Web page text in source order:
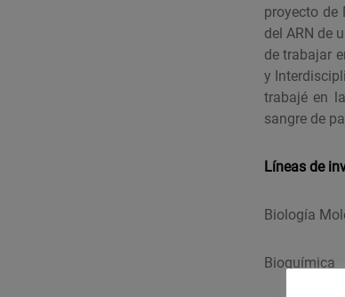
proyecto de
del ARN de
de trabajar
y
trabajé en
sangre de
Líneas de
Biología
Bioquímica